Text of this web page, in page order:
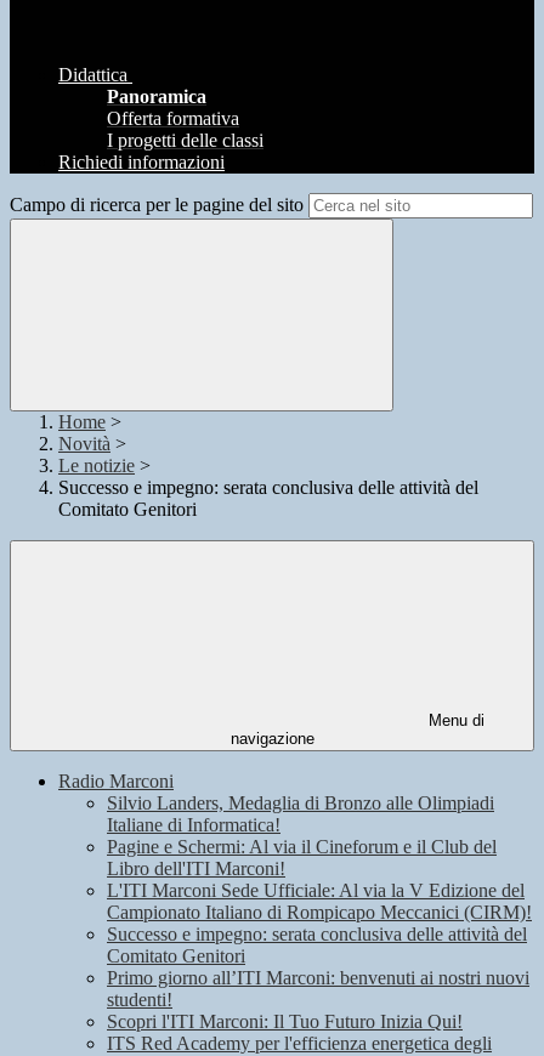
Didattica
Panoramica
Offerta formativa
I progetti delle classi
Richiedi informazioni
Campo di ricerca per le pagine del sito
Home >
Novità >
Le notizie >
Successo e impegno: serata conclusiva delle attività del
Comitato Genitori
Menu di
navigazione
Radio Marconi
Silvio Landers, Medaglia di Bronzo alle Olimpiadi
Italiane di Informatica!
Pagine e Schermi: Al via il Cineforum e il Club del
Libro dell'ITI Marconi!
L'ITI Marconi Sede Ufficiale: Al via la V Edizione del
Campionato Italiano di Rompicapo Meccanici (CIRM)!
Successo e impegno: serata conclusiva delle attività del
Comitato Genitori
Primo giorno all’ITI Marconi: benvenuti ai nostri nuovi
studenti!
Scopri l'ITI Marconi: Il Tuo Futuro Inizia Qui!
ITS Red Academy per l'efficienza energetica degli